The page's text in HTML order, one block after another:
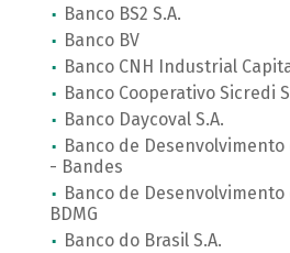
Banco BS2 S.A.
Banco BV
Banco CNH Industrial
Banco Cooperativo Sicredi
Banco Daycoval S.A.
Banco de
- Bandes
Banco de Desenvolvimento
BDMG
Banco do Brasil S.A.